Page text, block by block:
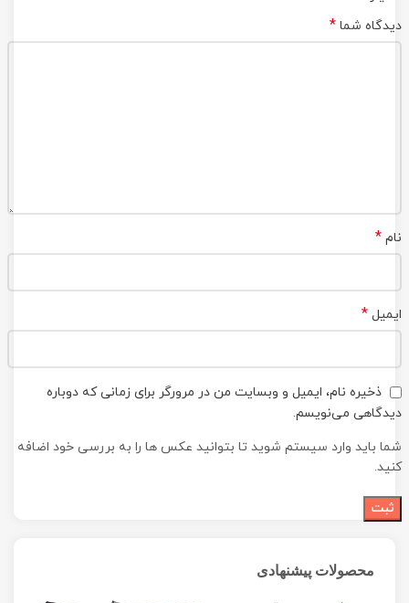
دیدگاه شما *
نام *
ایمیل *
ذخیره نام، ایمیل و وبسایت من در مرورگر برای زمانی که دوباره
دیدگاهی می‌نویسم.
شما باید وارد سیستم شوید تا بتوانید عکس ها را به بررسی خود اضافه
کنید.
محصولات پیشنهادی